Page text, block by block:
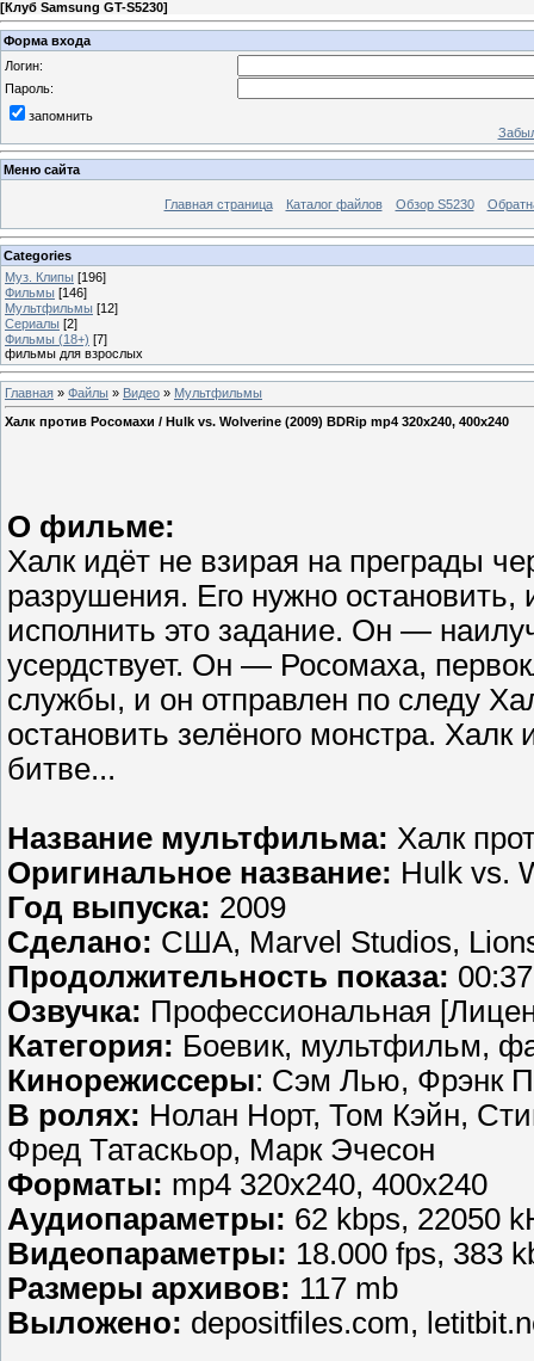
[Клуб Samsung GT-S5230]
Форма входа
Логин:
Пароль:
запомнить
Меню сайта
Главная страница Каталог файлов Обзор S5230
Categories
Муз. Клипы [196]
Фильмы [146]
Мультфильмы [12]
Сериалы [2]
Фильмы (18+) [7]
фильмы для взрослых
Главная » Файлы » Видео » Мультфильмы
Халк против Росомахи / Hulk vs. Wolverine (2009) BDRip mp4 320x240, 400x240
О фильме:
Халк идёт не взирая на преграды
разрушения. Его нужно
исполнить это задание. Он —
усердствует. Он — Росомаха,
службы, и он отправлен по следу
остановить зелёного монстра.
битве...
Название мультфильма: Халк
Оригинальное название: Hulk vs.
Год выпуска: 2009
Сделано: США, Marvel Studios,
Продолжительность показа:
Озвучка: Профессиональная
Категория: Боевик, мультфильм,
Кинорежиссеры: Сэм Лью, Фрэнк
В ролях: Нолан Норт, Том Кэйн,
Фред Татаскьор, Марк Эчесон
Форматы: mp4 320x240, 400x240
Аудиопараметры: 62 kbps, 22050
Видеопараметры: 18.000 fps, 383
Размеры архивов: 117 mb
Выложено: depositfiles.com,